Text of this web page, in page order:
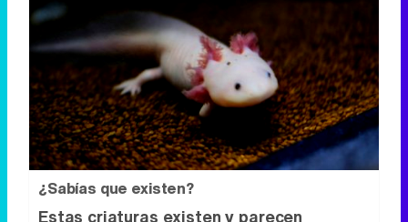
¿Sabías que existen?
Estas criaturas existen y parecen